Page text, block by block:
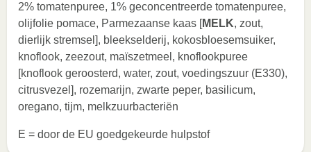
2% tomatenpuree, 1% geconcentreerde tomatenpuree,
olijfolie pomace, Parmezaanse kaas [MELK, zout,
dierlijk stremsel], bleekselderij, kokosbloesemsuiker,
knoflook, zeezout, maïszetmeel, knoflookpuree
[knoflook geroosterd, water, zout, voedingszuur (E330),
citrusvezel], rozemarijn, zwarte peper, basilicum,
oregano, tijm, melkzuurbacteriën
E = door de EU goedgekeurde hulpstof